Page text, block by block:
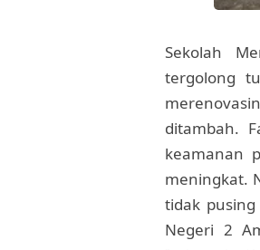
Sekolah
tergolong
ditambah.
keamanan
meningkat.
tidak pusing
Negeri 2